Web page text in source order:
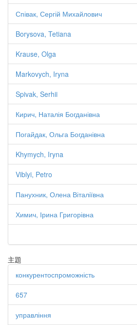
Співак, Сергій Михайлович
Borysova, Tetiana
Krause, Olga
Markovych, Iryna
Spivak, Serhii
Кирич, Наталія Богданівна
Погайдак, Ольга Богданівна
Khymych, Iryna
Viblyi, Petro
Панухник, Олена Віталіївна
Химич, Ірина Григорівна
主題
конкурентоспроможність
657
управління